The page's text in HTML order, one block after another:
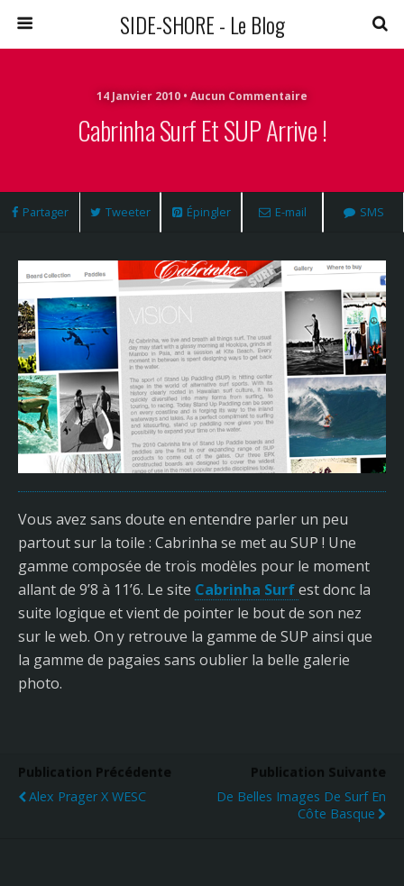
SIDE-SHORE - Le Blog
14 Janvier 2010 • Aucun Commentaire
Cabrinha Surf Et SUP Arrive !
Partager Tweeter Épingler E-mail SMS
Vous avez sans doute en entendre parler un peu
partout sur la toile : Cabrinha se met au SUP ! Une
gamme composée de trois modèles pour le moment
allant de 9’8 à 11’6. Le site Cabrinha Surfest donc la
suite logique et vient de pointer le bout de son nez
sur le web. On y retrouve la gamme de SUP ainsi que
la gamme de pagaies sans oublier la belle galerie
photo.
Publication Précédente
Alex Prager X WESC
Publication Suivante
De Belles Images De Surf En
Côte Basque